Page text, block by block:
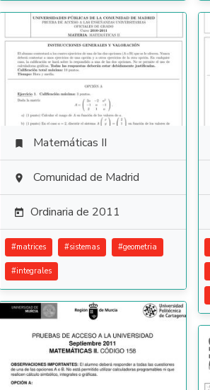
 Matemáticas II
 Comunidad de Madrid
 Ordinaria de 2011
#matrices #sistemas #geometria
#integrales